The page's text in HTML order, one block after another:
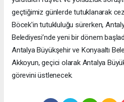
geçtiğimiz günlerde tutuklanarak
Böcek'in tutukluluğu sürerken,
Belediyesi’nde yeni bir dönem
Antalya Büyükşehir ve Konyaaltı
Akkoyun, geçici olarak Antalya
görevini üstlenecek.